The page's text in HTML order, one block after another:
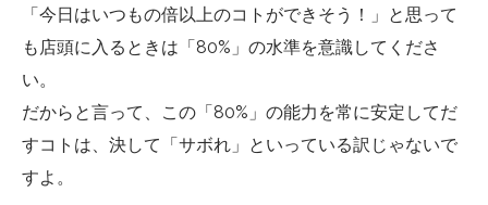
「今日はいつもの倍以上のコトができそう！」と思って
も店頭に入るときは「80%」の水準を意識してくださ
い。
だからと言って、この「80%」の能力を常に安定してだ
すコトは、決して「サボれ」といっている訳じゃないで
すよ。